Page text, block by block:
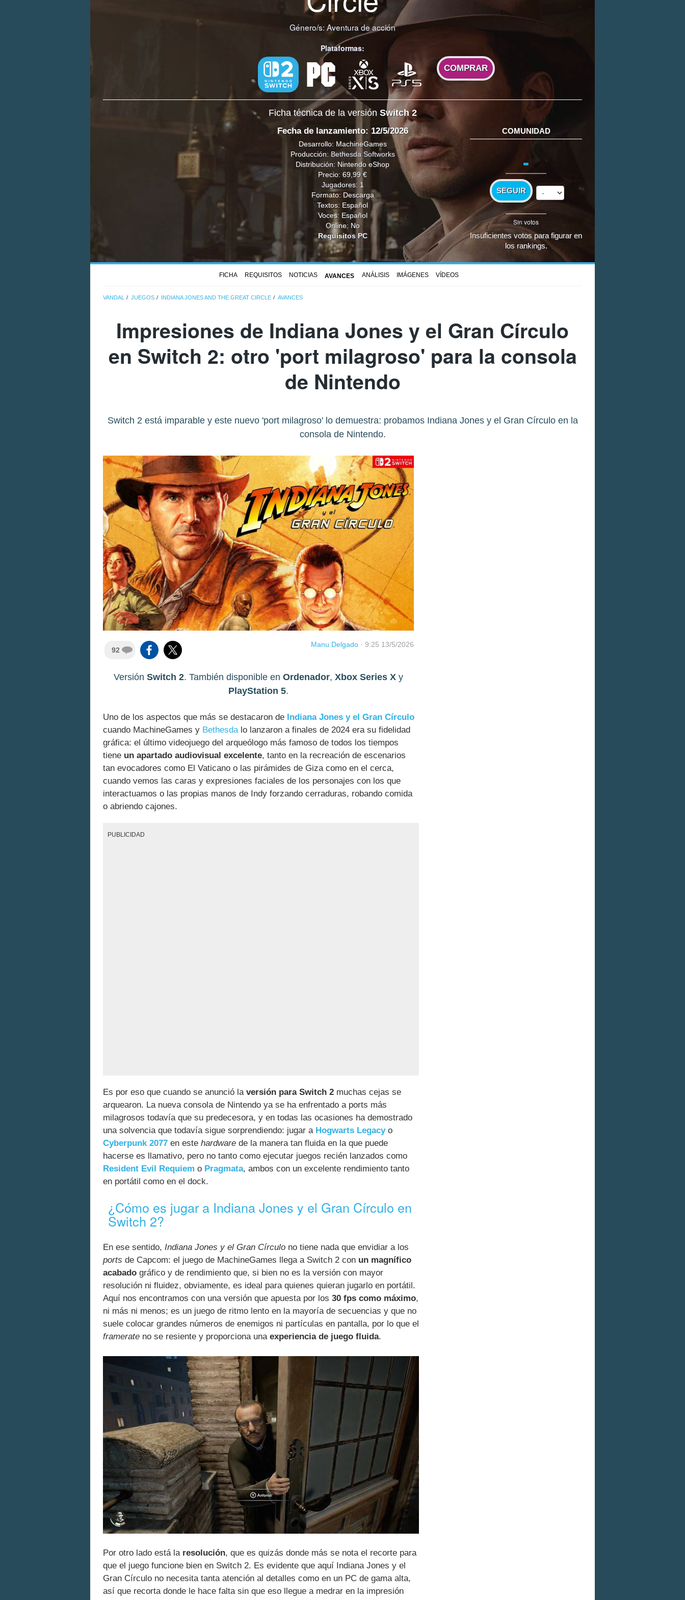
Género/s:Aventura de acción
Plataformas:
COMPRAR
Ficha técnica de la versión Switch 2
Fecha de lanzamiento: 12/5/2026
Desarrollo: MachineGames
Producción: Bethesda Softworks
Distribución: Nintendo eShop
Precio: 69,99 €
Jugadores: 1
Formato: Descarga
Textos: Español
Voces: Español
Online: No
Requisitos PC
COMUNIDAD
-
SEGUIR
Sin votos
Insuficientes votos para figurar en
los rankings.
FICHA REQUISITOS NOTICIAS AVANCES ANÁLISIS IMÁGENES VÍDEOS
VANDAL JUEGOS INDIANA JONES AND THE GREAT CIRCLE AVANCES
Impresiones de Indiana Jones y el Gran Círculo
en Switch 2: otro 'port milagroso' para la consola
de Nintendo
Switch 2 está imparable y este nuevo 'port milagroso' lo demuestra: probamos Indiana Jones y el Gran Círculo en la
consola de Nintendo.
92
Manu Delgado · 9:25 13/5/2026
Versión Switch 2. También disponible en Ordenador, Xbox Series X y
PlayStation 5.
Uno de los aspectos que más se destacaron de Indiana Jones y el Gran Círculo
cuando MachineGames y Bethesdalo lanzaron a finales de 2024 era su fidelidad
gráfica: el último videojuego del arqueólogo más famoso de todos los tiempos
tiene un apartado audiovisual excelente, tanto en la recreación de escenarios
tan evocadores como El Vaticano o las pirámides de Giza como en el cerca,
cuando vemos las caras y expresiones faciales de los personajes con los que
interactuamos o las propias manos de Indy forzando cerraduras, robando comida
o abriendo cajones.
PUBLICIDAD
Es por eso que cuando se anunció la versión para Switch 2 muchas cejas se
arquearon. La nueva consola de Nintendo ya se ha enfrentado a ports más
milagrosos todavía que su predecesora, y en todas las ocasiones ha demostrado
una solvencia que todavía sigue sorprendiendo: jugar a Hogwarts Legacyo
Cyberpunk 2077 en este hardware de la manera tan fluida en la que puede
hacerse es llamativo, pero no tanto como ejecutar juegos recién lanzados como
Resident Evil Requiem o Pragmata, ambos con un excelente rendimiento tanto
en portátil como en el dock.
¿Cómo es jugar a Indiana Jones y el Gran Círculo en
Switch 2?
En ese sentido, Indiana Jones y el Gran Círculo no tiene nada que envidiar a los
ports de Capcom: el juego de MachineGames llega a Switch 2 con un magnífico
acabado gráfico y de rendimiento que, si bien no es la versión con mayor
resolución ni fluidez, obviamente, es ideal para quienes quieran jugarlo en portátil.
Aquí nos encontramos con una versión que apuesta por los 30 fps como máximo,
ni más ni menos; es un juego de ritmo lento en la mayoría de secuencias y que no
suele colocar grandes números de enemigos ni partículas en pantalla, por lo que el
framerate no se resiente y proporciona una experiencia de juego fluida.
Por otro lado está la resolución, que es quizás donde más se nota el recorte para
que el juego funcione bien en Switch 2. Es evidente que aquí Indiana Jones y el
Gran Círculo no necesita tanta atención al detalles como en un PC de gama alta,
así que recorta donde le hace falta sin que eso llegue a medrar en la impresión